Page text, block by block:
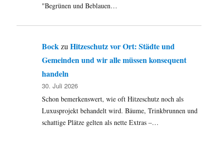
"Begrünen und Beblauen…
BockzuHitzeschutz vor Ort: Städte und
Gemeinden und wir alle müssen konsequent
handeln
30. Juli 2026
Schon bemerkenswert, wie oft Hitzeschutz noch als
Luxusprojekt behandelt wird. Bäume, Trinkbrunnen und
schattige Plätze gelten als nette Extras –…